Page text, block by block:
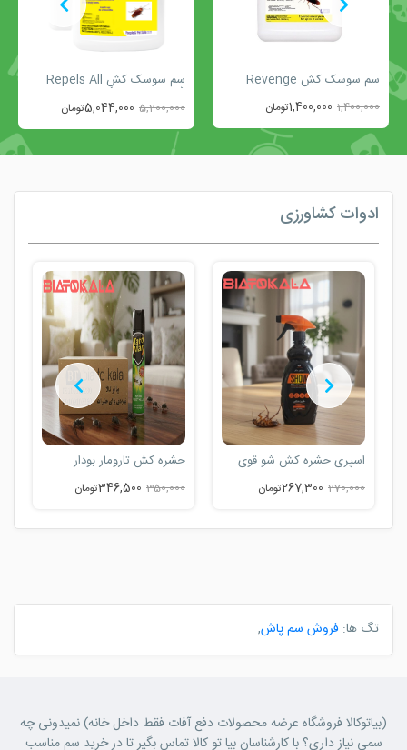
سم سوسک کش Revenge
1,400,000
1,400,000تومان
سم سوسک کش Repels All
(بطری 4 لیتری)
5,200,000
5,044,000تومان
ادوات کشاورزی
اسپری حشره کش شو قوی
270,000
267,300تومان
حشره کش تارومار بودار
350,000
346,500تومان
تگ ها: فروش سم پاش,
(بیاتوکالا فروشگاه عرضه محصولات دفع آفات فقط داخل خانه) نمیدونی چه
سمی نیاز داری؟ با کارشناسان بیا تو کالا تماس بگیر تا در خرید سم مناسب